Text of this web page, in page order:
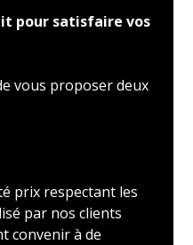
pour satisfaire vos
vous proposer deux
prix respectant les
par nos clients
convenir à de